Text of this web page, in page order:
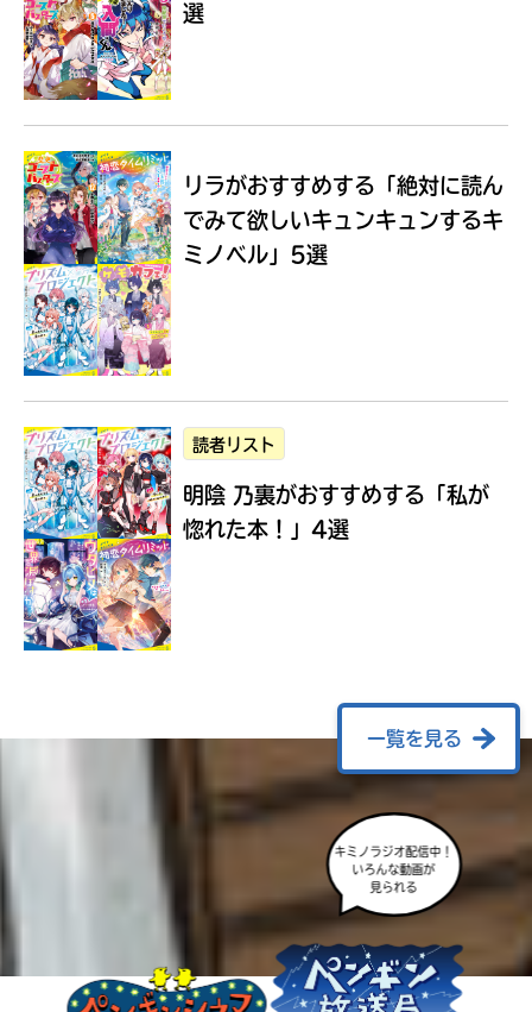
Loading...
選
リラがおすすめする 「絶対に読ん
でみて欲しいキュンキュンするキ
ミノベル」5選
読者リスト
明陰 乃裏がおすすめする 「私が
惚れた本！」4選
一覧を見る
キミノラジオ配信中！
いろんな動画が
見られる
に
エ
も
度
み
て
ね